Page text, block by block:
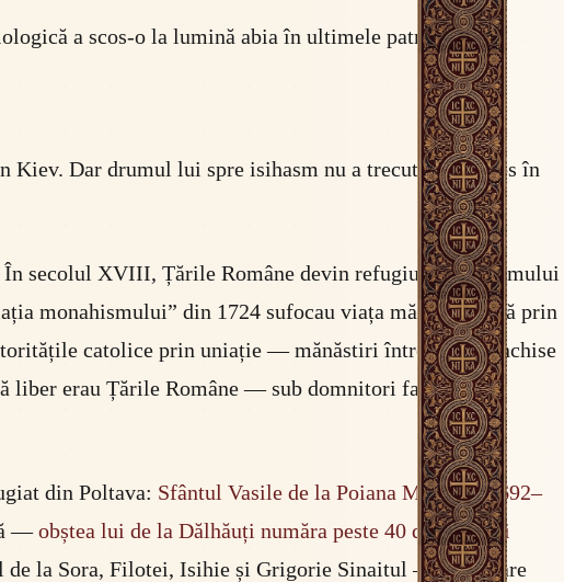
a scos-o la lumină abia în ultimele patru decenii.
Kiev. Dar drumul lui spre isihasm nu a trecut prin Athos în
În secolul XVIII, Țările Române devin refugiul monahismului
monahismului” din 1724 sufocau viața mănăstirească prin
catolice prin uniație — mănăstiri întregi erau închise
liber erau Țările Române — sub domnitori fanarioți
din Poltava: Sfântul Vasile de la Poiana Mărului (1692–
—obștea lui de la Dălhăuți număra peste 40 de călugări
la Sora, Filotei, Isihie și Grigorie Sinaitul — texte care